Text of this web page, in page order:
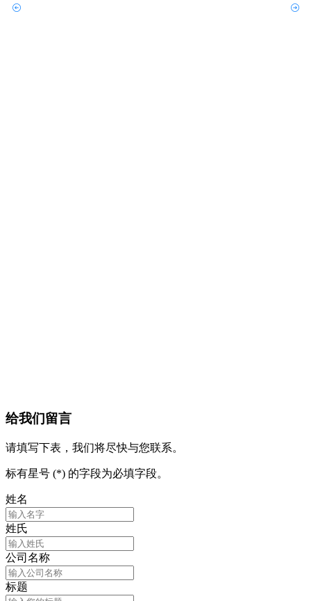
给我们留言
请填写下表，我们将尽快与您联系。
标有星号 (*) 的字段为必填字段。
姓名
姓氏
公司名称
标题